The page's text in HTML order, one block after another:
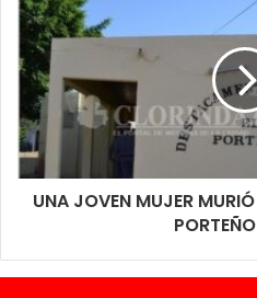
UNA JOVEN MUJER